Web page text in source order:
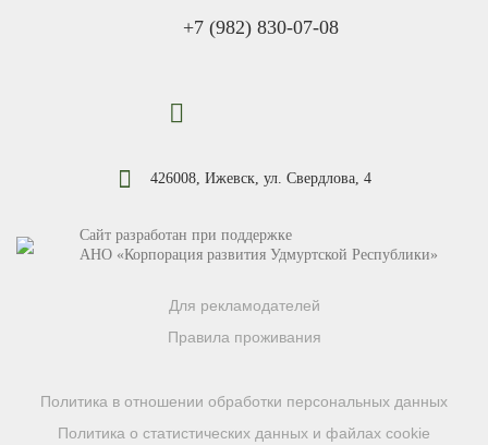
+7 (982) 830-07-08
426008, Ижевск, ул. Свердлова, 4
Сайт разработан при поддержке
АНО «Корпорация развития Удмуртской Республики»
Для рекламодателей
Правила проживания
Политика в отношении обработки персональных данных
Политика о статистических данных и файлах cookie